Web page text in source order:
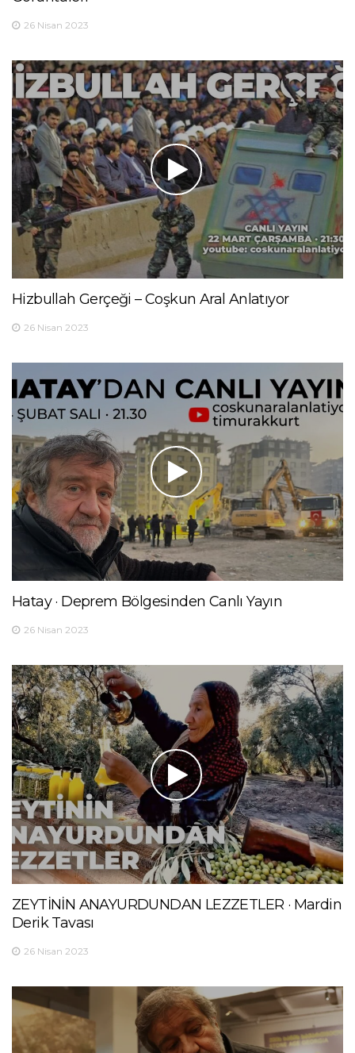
26 Nisan 2023
Hizbullah Gerçeği – Coşkun Aral Anlatıyor
26 Nisan 2023
Hatay · Deprem Bölgesinden Canlı Yayın
26 Nisan 2023
ZEYTİNİN ANAYURDUNDAN LEZZETLER · Mardin
Derik Tavası
26 Nisan 2023